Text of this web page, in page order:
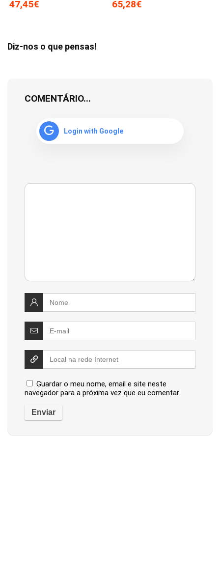
47,45€ 65,28€
Diz-nos o que pensas!
COMENTÁRIO...
Login with Google
Guardar o meu nome, email e site neste
navegador para a próxima vez que eu comentar.